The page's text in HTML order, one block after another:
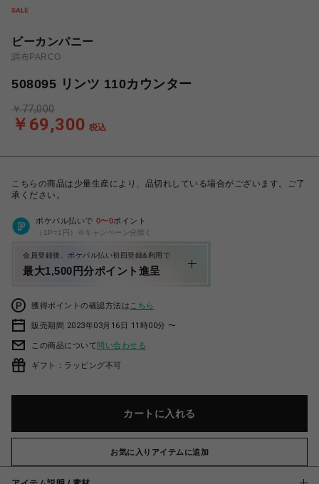
ビーカンパニー
調布PARCO
508095 リンツ 110カウンター
￥69,300 税込
￥77,000
こちらの商品は少量生産により、品切れしている場合がございます。ご了
承ください。
ポケパル払いで 0〜0ポイント
（1P=1円）※キャンペーン分除く
会員登録後、ポケパル払い初回登録&利用で
最大1,500円分ポイント進呈
獲得ポイントの確認方法は こちら
販売期間 2023年03月16日 11時00分 〜
この商品について問い合わせる
ギフト：ラッピング不可
カートに入れる
お気に入りアイテムに追加